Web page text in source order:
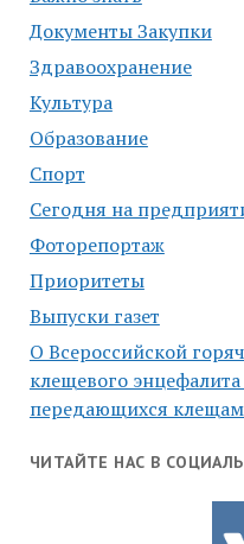
Документы Закупки
Здравоохранение
Культура
Образование
Спорт
Сегодня на
Фоторепортаж
Приоритеты
Выпуски газет
О Всероссийской
клещевого
передающихся
ЧИТАЙТЕ НАС В